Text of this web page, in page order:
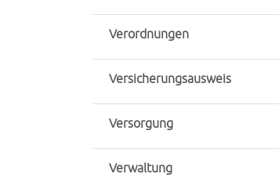
Verordnungen
Versicherungsausweis
Versorgung
Verwaltung